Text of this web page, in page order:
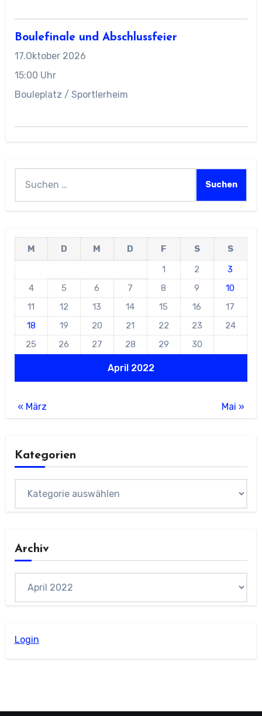
Boulefinale und Abschlussfeier
17.Oktober 2026
15:00 Uhr
Bouleplatz / Sportlerheim
April 2022
M D M D F S
S
1
2
3
4
5 6 7 8 9
10
11
12 13 14 15 16
17
18
19 20 21 22 23
24
25
26 27 28 29 30
« März Mai »
Kategorien
Archiv
Login